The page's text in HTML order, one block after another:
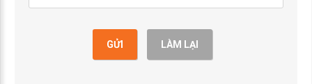
GỬI LÀM LẠI